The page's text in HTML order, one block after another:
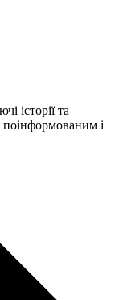
історії та
і